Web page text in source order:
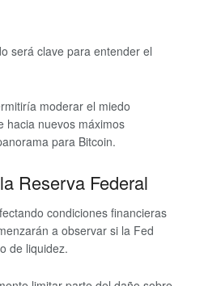
será clave para entender el
moderar el miedo
hacia nuevos máximos
para Bitcoin.
Reserva Federal
condiciones financieras
a observar si la Fed
de liquidez.